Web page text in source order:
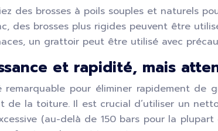
des brosses à poils souples et naturels
des brosses plus rigides peuvent être
un grattoir peut être utilisé avec
et rapidité, mais
pour éliminer rapidement de
de la toiture. Il est crucial d’utiliser un
(au-delà de 150 bars pour la